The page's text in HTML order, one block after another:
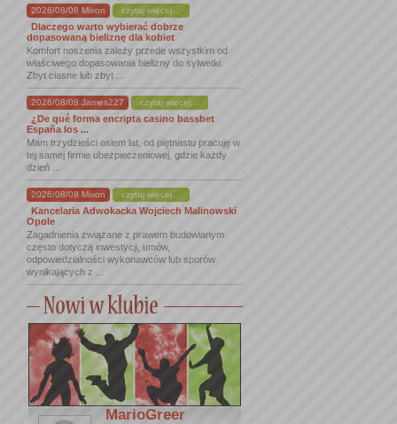
2026/08/08 Mixon czytaj więcej...
Dlaczego warto wybierać dobrze
dopasowaną bieliznę dla kobiet
Komfort noszenia zależy przede wszystkim od
właściwego dopasowania bielizny do sylwetki.
Zbyt ciasne lub zbyt ...
2026/08/08 James227 czytaj więcej...
¿De qué forma encripta casino bassbet
España los ...
Mam trzydzieści osiem lat, od piętnastu pracuję w
tej samej firmie ubezpieczeniowej, gdzie każdy
dzień ...
2026/08/08 Mixon czytaj więcej...
Kancelaria Adwokacka Wojciech Malinowski
Opole
Zagadnienia związane z prawem budowlanym
często dotyczą inwestycji, umów,
odpowiedzialności wykonawców lub sporów
wynikających z ...
MarioGreer